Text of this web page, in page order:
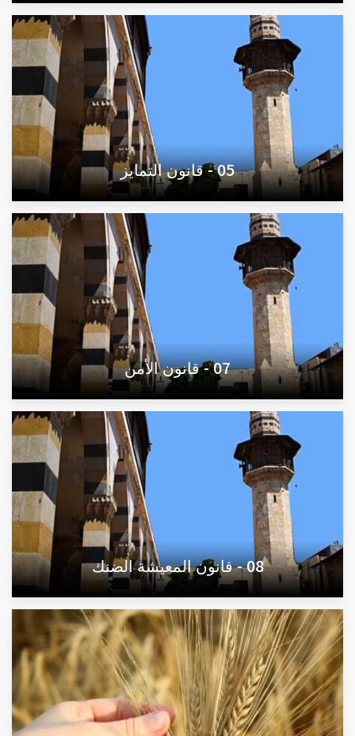
05 - قانون التمايز
07 - قانون الأمن
08 - قانون المعيشة الضنك